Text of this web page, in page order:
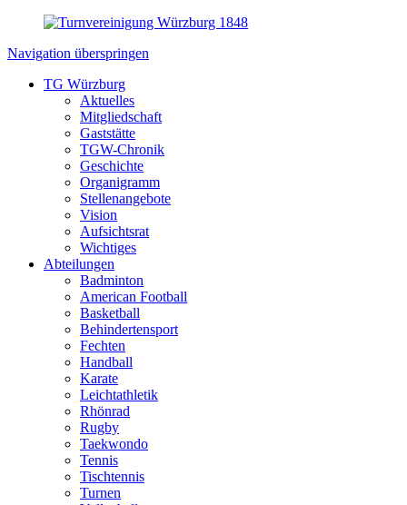
Navigation überspringen
TG Würzburg
Aktuelles
Mitgliedschaft
Gaststätte
TGW-Chronik
Geschichte
Organigramm
Stellenangebote
Vision
Aufsichtsrat
Wichtiges
Abteilungen
Badminton
American Football
Basketball
Behindertensport
Fechten
Handball
Karate
Leichtathletik
Rhönrad
Rugby
Taekwondo
Tennis
Tischtennis
Turnen